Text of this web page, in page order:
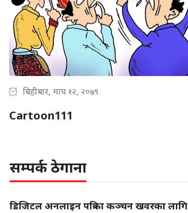
बिहीबार, माघ १२, २०७९
Cartoon111
सम्पर्क ठेगाना
डिजिटल अनलाइन पत्रिका कञ्चन खवरका लागि